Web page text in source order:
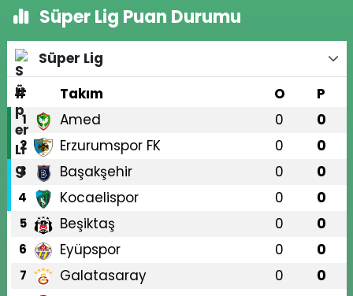
Süper Lig Puan Durumu
Süper Lig
#
Takım O P
1 Amed 0 0
2 Erzurumspor FK 0 0
3 Başakşehir 0 0
4 Kocaelispor 0 0
5 Beşiktaş 0 0
6 Eyüpspor 0 0
7 Galatasaray 0 0